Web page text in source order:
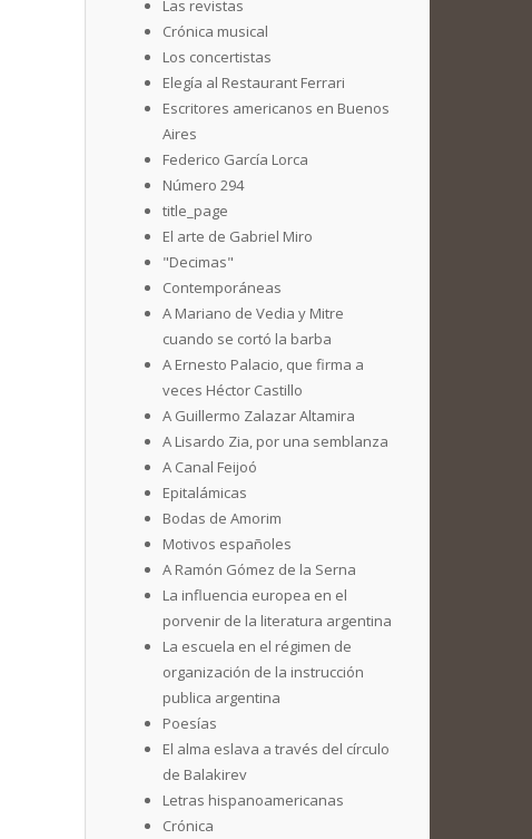
Las revistas
Crónica musical
Los concertistas
Elegía al Restaurant Ferrari
Escritores americanos en Buenos
Aires
Federico García Lorca
Número 294
title_page
El arte de Gabriel Miro
"Decimas"
Contemporáneas
A Mariano de Vedia y Mitre
cuando se cortó la barba
A Ernesto Palacio, que firma a
veces Héctor Castillo
A Guillermo Zalazar Altamira
A Lisardo Zia, por una semblanza
A Canal Feijoó
Epitalámicas
Bodas de Amorim
Motivos españoles
A Ramón Gómez de la Serna
La influencia europea en el
porvenir de la literatura argentina
La escuela en el régimen de
organización de la instrucción
publica argentina
Poesías
El alma eslava a través del círculo
de Balakirev
Letras hispanoamericanas
Crónica